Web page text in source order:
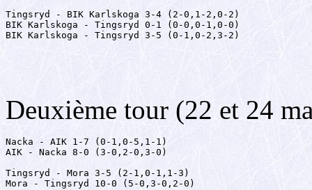
Tingsryd - BIK Karlskoga 3-4 (2-0,1-2,0-2)
BIK Karlskoga - Tingsryd 0-1 (0-0,0-1,0-0)
BIK Karlskoga - Tingsryd 3-5 (0-1,0-2,3-2)
Deuxième tour (22 et 24
Nacka - AIK 1-7 (0-1,0-5,1-1)
AIK - Nacka 8-0 (3-0,2-0,3-0)
Tingsryd - Mora 3-5 (2-1,0-1,1-3)
Mora - Tingsryd 10-0 (5-0,3-0,2-0)